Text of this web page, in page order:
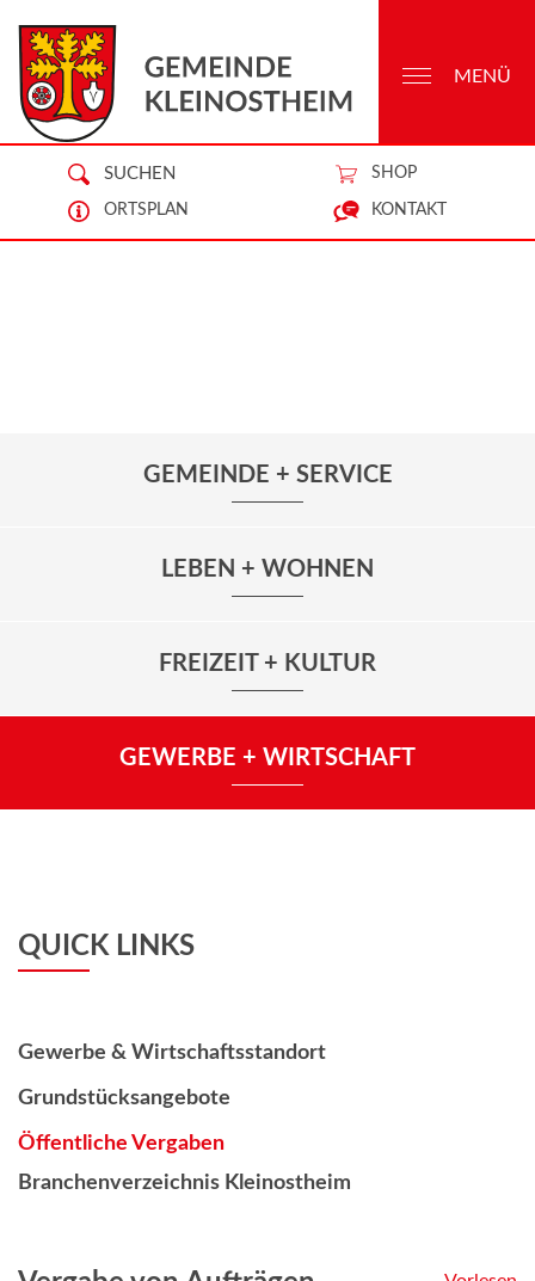
SUCHEN SHOP
ORTSPLAN KONTAKT
MENÜ
GEMEINDE + SERVICE
LEBEN + WOHNEN
FREIZEIT + KULTUR
GEWERBE + WIRTSCHAFT
QUICK LINKS
Gewerbe & Wirtschaftsstandort
Grundstücksangebote
Öffentliche Vergaben
Branchenverzeichnis Kleinostheim